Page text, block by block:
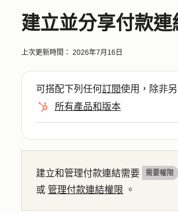
建立並分享付款連
上次更新時間： 2026年7月16日
可搭配下列任何訂閱使用，除非另
所有產品和版本
建立和管理付款連結需要 需要權限
或 管理付款連結權限 。